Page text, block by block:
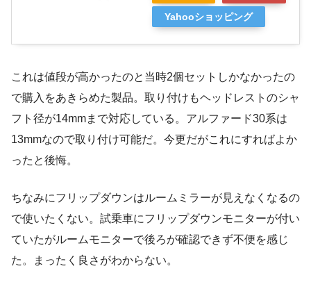
Yahooショッピング
これは値段が高かったのと当時2個セットしかなかったの
で購入をあきらめた製品。取り付けもヘッドレストのシャ
フト径が14mmまで対応している。アルファード30系は
13mmなので取り付け可能だ。今更だがこれにすればよか
ったと後悔。
ちなみにフリップダウンはルームミラーが見えなくなるの
で使いたくない。試乗車にフリップダウンモニターが付い
ていたがルームモニターで後ろが確認できず不便を感じ
た。まったく良さがわからない。